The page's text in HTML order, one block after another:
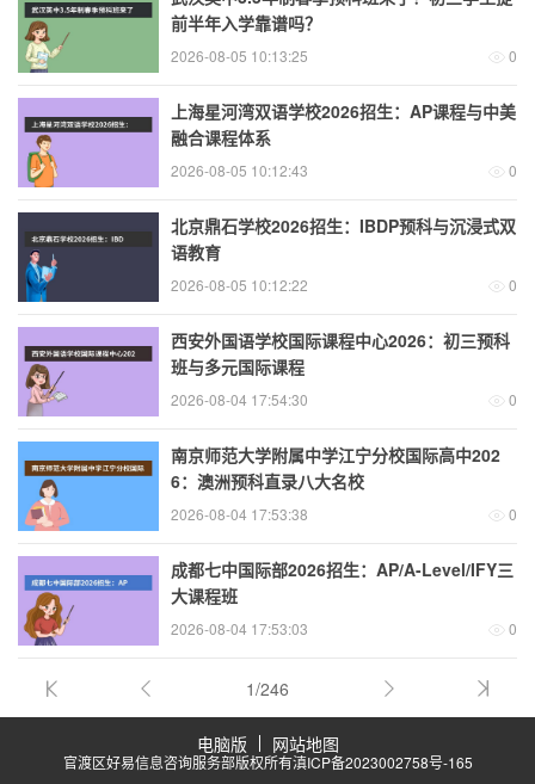
前半年入学靠谱吗？
2026-08-05 10:13:25 0
上海星河湾双语学校2026招生：AP课程与中美
融合课程体系
2026-08-05 10:12:43 0
北京鼎石学校2026招生：IBDP预科与沉浸式双
语教育
2026-08-05 10:12:22 0
西安外国语学校国际课程中心2026：初三预科
班与多元国际课程
2026-08-04 17:54:30 0
南京师范大学附属中学江宁分校国际高中202
6：澳洲预科直录八大名校
2026-08-04 17:53:38 0
成都七中国际部2026招生：AP/A-Level/IFY三
大课程班
2026-08-04 17:53:03 0
1/246
电脑版 网站地图
官渡区好易信息咨询服务部版权所有滇ICP备2023002758号-165